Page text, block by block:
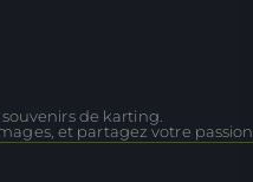
de karting.
et partagez votre passion.